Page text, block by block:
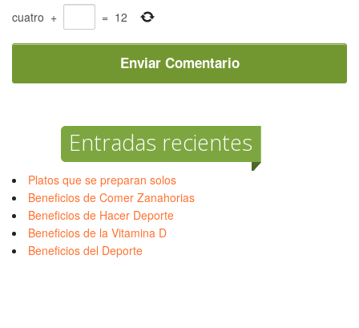
cuatro + = 12
Entradas recientes
Platos que se preparan solos
Beneficios de Comer Zanahorias
Beneficios de Hacer Deporte
Beneficios de la Vitamina D
Beneficios del Deporte